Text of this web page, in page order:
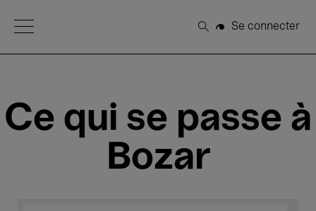
Open Menu
Rechercher
Se connecter
Ce qui se passe à
Bozar